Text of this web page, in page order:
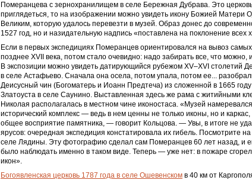
Померанцева с зернохранилищем в селе Бережная Дубрава. Это
приглядеться, то на изображении можно увидеть икону Божией Матери
Великим, которую удалось перевезти в музей. Образ донес до
1527 год, но и назидательную надпись «поставлена на поклонение всех
Если в первых экспедициях Померанцев ориентировался на вывоз
позднее XVII века, потом стало очевидно: надо забирать все, что можно,
В экспозиции можно увидеть датирующийся рубежом XV–XVI столетий
в селе Астафьево. Сначала она осела, потом упала, потом ее...
Деисусный чин (Богоматерь и Иоанн Предтеча) из сложенной в 1665
Златоуста в селе Саунино. Выставленная здесь же рама с житийными
Николая располагалась в местном чине иконостаса. «Музей
исторический комплекс — ведь в нем ценны не только иконы, но и
общее воспри­ятие памятника, — говорит Кольцова. — Увы, в итоге не
ярусов: очередная экспедиция констатировала их гибель. Посмотрите
селе Лядины. Эту фотографию сделал сам Померанцев 60 лет назад, и
было наблюдать именно в таком виде. Теперь — уже нет: в пожаре
икон».
Богоявленская церковь 1787 года в селе Ошевенском в 40 км от